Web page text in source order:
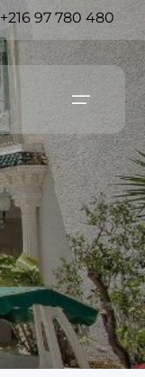
+216 97 780 480